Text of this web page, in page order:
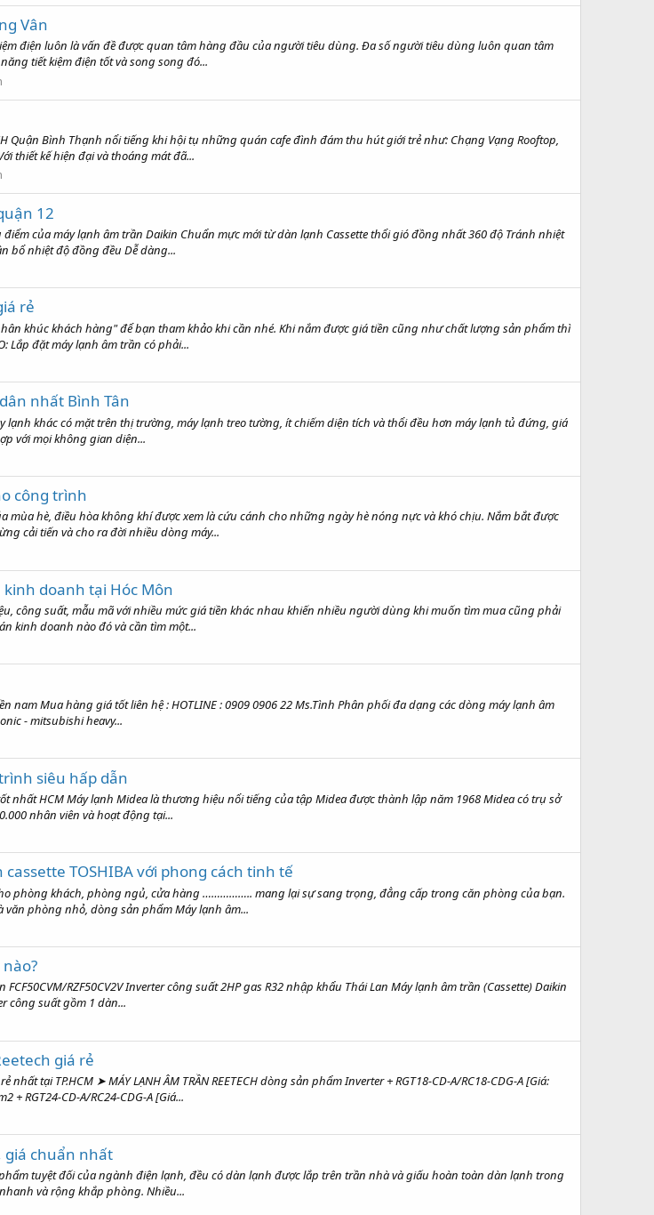
Vân
kiệm điện luôn là vấn đề được quan tâm hàng đầu của người tiêu dùng. Đa số người tiêu dùng luôn quan tâm
tiết kiệm điện tốt và song song đó...
Quận Bình Thạnh nổi tiếng khi hội tụ những quán cafe đình đám thu hút giới trẻ như: Chạng Vạng Rooftop,
thiết kế hiện đại và thoáng mát đã...
12
của máy lạnh âm trần Daikin Chuẩn mực mới từ dàn lạnh Cassette thổi gió đồng nhất 360 độ Tránh nhiệt
bổ nhiệt độ đồng đều Dễ dàng...
rẻ
khúc khách hàng" để bạn tham khảo khi cần nhé. Khi nắm được giá tiền cũng như chất lượng sản phẩm thì
Lắp đặt máy lạnh âm trần có phải...
nhất Bình Tân
khác có mặt trên thị trường, máy lạnh treo tường, ít chiếm diện tích và thổi đều hơn máy lạnh tủ đứng, giá
với mọi không gian diện...
công trình
mùa hè, điều hòa không khí được xem là cứu cánh cho những ngày hè nóng nực và khó chịu. Nắm bắt được
cải tiến và cho ra đời nhiều dòng máy...
doanh tại Hóc Môn
công suất, mẫu mã với nhiều mức giá tiền khác nhau khiến nhiều người dùng khi muốn tìm mua cũng phải
kinh doanh nào đó và cần tìm một...
Mua hàng giá tốt liên hệ : HOTLINE : 0909 0906 22 Ms.Tình Phân phối đa dạng các dòng máy lạnh âm
- mitsubishi heavy...
siêu hấp dẫn
HCM Máy lạnh Midea là thương hiệu nổi tiếng của tập Midea được thành lập năm 1968 Midea có trụ sở
nhân viên và hoạt động tại...
TOSHIBA với phong cách tinh tế
phòng khách, phòng ngủ, cửa hàng …………….. mang lại sự sang trọng, đẳng cấp trong căn phòng của bạn.
văn phòng nhỏ, dòng sản phẩm Máy lạnh âm...
RZF50CV2V Inverter công suất 2HP gas R32 nhập khẩu Thái Lan Máy lạnh âm trần (Cassette) Daikin
công suất gồm 1 dàn...
giá rẻ
tại TP.HCM ➤ MÁY LẠNH ÂM TRẦN REETECH dòng sản phẩm Inverter + RGT18-CD-A/RC18-CDG-A [Giá:
RGT24-CD-A/RC24-CDG-A [Giá...
giá chuẩn nhất
tuyệt đối của ngành điện lạnh, đều có dàn lạnh được lắp trên trần nhà và giấu hoàn toàn dàn lạnh trong
và rộng khắp phòng. Nhiều...